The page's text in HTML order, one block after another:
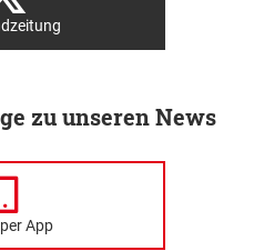
zu unseren News
App